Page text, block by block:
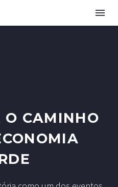
O CAMINHO